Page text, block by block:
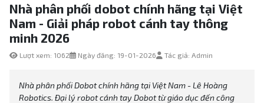
Nhà phân phối dobot chính hãng tại Việt
Nam - Giải pháp robot cánh tay thông
minh 2026
Lượt xem: 1062 Ngày đăng: 19-01-2026 Tác giả: Admin
Nhà phân phối Dobot chính hãng tại Việt Nam - Lê Hoàng
Robotics. Đại lý robot cánh tay Dobot từ giáo dục đến công